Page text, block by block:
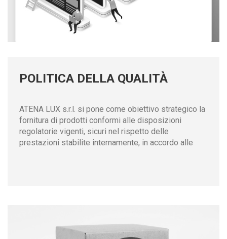
POLITICA DELLA QUALITÀ
ATENA LUX s.r.l. si pone come obiettivo strategico la
fornitura di prodotti conformi alle disposizioni
regolatorie vigenti, sicuri nel rispetto delle
prestazioni stabilite internamente, in accordo alle